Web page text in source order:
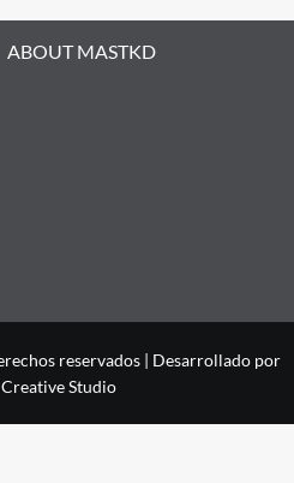
ABOUT MASTKD